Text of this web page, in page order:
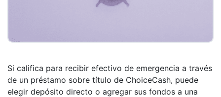
Si califica para recibir efectivo de emergencia a través
de un préstamo sobre título de ChoiceCash, puede
elegir depósito directo o agregar sus fondos a una